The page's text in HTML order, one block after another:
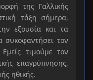
της Γαλλικής
τάξη σήμερα,
εξουσία και τα
συκοφαντήσει τον
τιμούμε τον
επαγρύπνησης,
ηθικής.